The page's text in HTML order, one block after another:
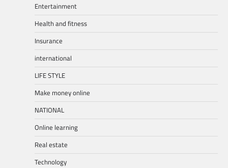
Entertainment
Health and fitness
Insurance
international
LIFE STYLE
Make money online
NATIONAL
Online learning
Real estate
Technology